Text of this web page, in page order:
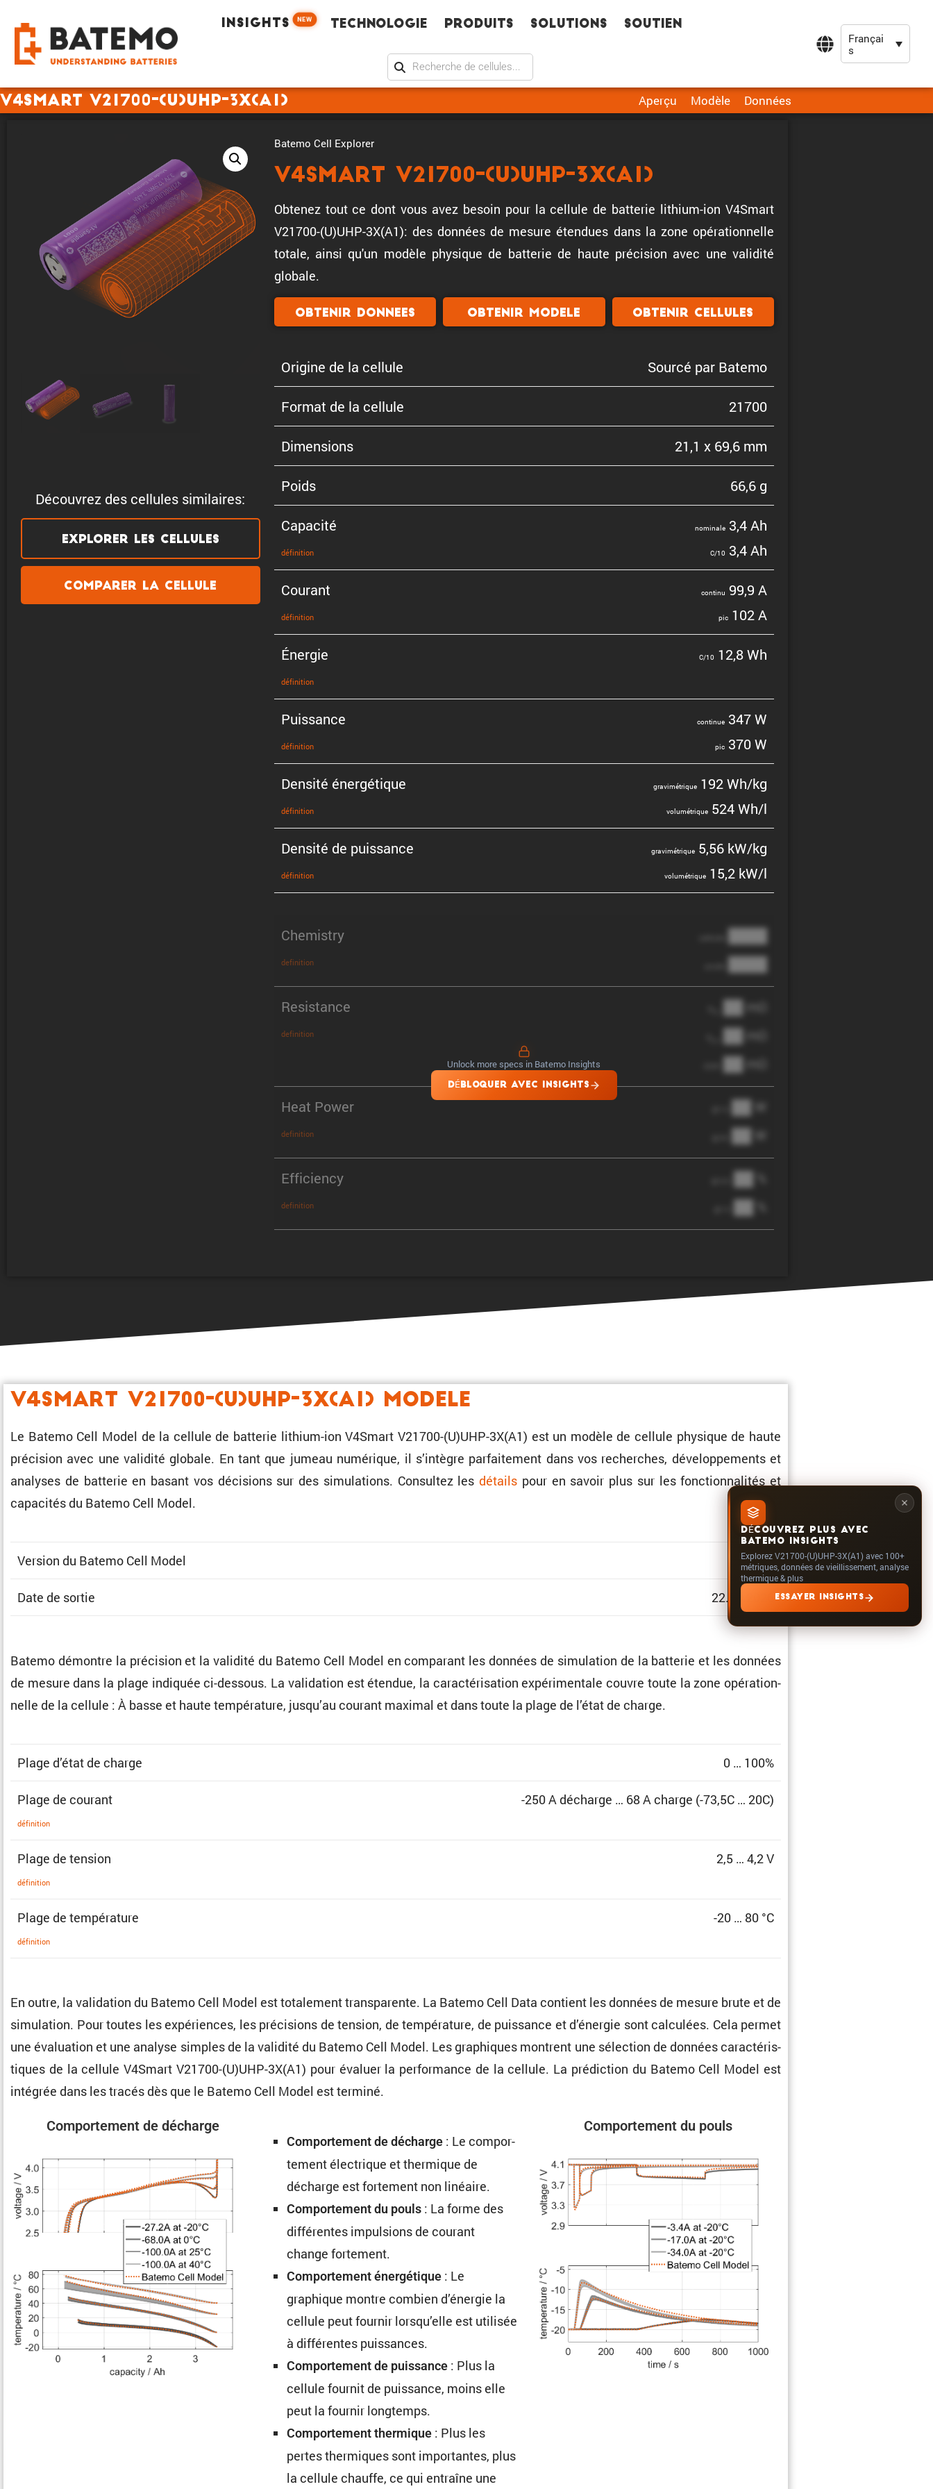
INSIGHTS NEW Technologie Produits Solutions Soutien
Françai
s
V4Smart V21700-(U)UHP-3X(A1) Aperçu Modèle Données
Découvrez des cellules similaires:
Explorer les cellules
Comparer la cellule
Batemo Cell Explorer
V4Smart V21700-(U)UHP-3X(A1)
Obtenez tout ce dont vous avez besoin pour la cellule de batterie lithium-ion V4Smart
V21700-(U)UHP-3X(A1): des données de mesure étendues dans la zone opérationnelle
totale, ainsi qu'un modèle physique de batterie de haute précision avec une validité
globale.
Obtenir donnees Obtenir modele Obtenir cellules
Origine de la cellule Sourcé par Batemo
Format de la cellule 21700
Dimen­sions 21,1 x 69,6 mm
Poids 66,6 g
Capacité
défini­tion
nominale3,4 Ah
C/10 3,4 Ah
Courant
défini­tion
continu 99,9 A
pic102 A
Énergie
défini­tion
C/10 12,8 Wh
Puissance
défini­tion
continue347 W
pic370 W
Densité énergé­tique
défini­tion
gravi­mé­trique192 Wh/kg
volumé­trique524 Wh/l
Densité de puissance
défini­tion
gravi­mé­trique5,56 kW/kg
volumé­trique15,2 kW/l
Chemistry
definition
████
████
Resistance
definition
██ mΩ
██ mΩ
██ mΩ
Heat Power
definition
██ W
██ W
Efficiency
definition
██ %
██ %
Unlock more specs in Batemo Insights
DÉBLOQUER AVEC INSIGHTS
DÉCOUVREZ PLUS AVEC
BATEMO INSIGHTS
Explorez V21700-(U)UHP-3X(A1) avec 100+
métriques, données de vieillissement, analyse
thermique & plus
ESSAYER INSIGHTS
V4Smart V21700-(U)UHP-3X(A1) Modele
Le Batemo Cell Model de la cellule de batterie lithium-ion V4Smart V21700-(U)UHP-3X(A1) est un modèle de cellule physique de haute
préci­sion avec une validité globale. En tant que jumeau numérique, il s’intègre parfai­te­ment dans vos recherches, dévelop­pe­ments et
analyses de batterie en basant vos décisions sur des simula­tions. Consultez les détails pour en savoir plus sur les fonction­na­lités et
capacités du Batemo Cell Model.
Version du Batemo Cell Model 1.513
Date de sortie 22.04.2026
Batemo démontre la préci­sion et la validité du Batemo Cell Model en compa­rant les données de simula­tion de la batterie et les données
de mesure dans la plage indiquée ci-dessous. La valida­tion est étendue, la carac­té­ri­sa­tion expéri­men­tale couvre toute la zone opéra­tion­
nelle de la cellule : À basse et haute tempé­ra­ture, jusqu’au courant maximal et dans toute la plage de l’état de charge.
Plage d’état de charge 0 … 100%
Plage de courant
défini­tion
-250 A décharge … 68 A charge (-73,5C … 20C)
Plage de tension
défini­tion
2,5 … 4,2 V
Plage de température
défini­tion
-20 … 80 °C
En outre, la valida­tion du Batemo Cell Model est totale­ment trans­pa­rente. La Batemo Cell Data contient les données de mesure brute et de
simula­tion. Pour toutes les expériences, les préci­sions de tension, de tempé­ra­ture, de puissance et d’énergie sont calcu­lées. Cela permet
une évalua­tion et une analyse simples de la validité du Batemo Cell Model. Les graphiques montrent une sélec­tion de données carac­té­ris­
tiques de la cellule V4Smart V21700-(U)UHP-3X(A1) pour évaluer la perfor­mance de la cellule. La prédic­tion du Batemo Cell Model est
intégrée dans les tracés dès que le Batemo Cell Model est terminé.
Compor­te­ment de décharge
Compor­te­ment de décharge : Le compor­
te­ment électrique et thermique de
décharge est forte­ment non linéaire.
Compor­te­ment du pouls : La forme des
diffé­rentes impul­sions de courant
change fortement.
Compor­te­ment énergé­tique : Le
graphique montre combien d’énergie la
cellule peut fournir lorsqu’elle est utilisée
à diffé­rentes puissances.
Compor­te­ment de puissance : Plus la
cellule fournit de puissance, moins elle
peut la fournir longtemps.
Compor­te­ment thermique : Plus les
pertes thermiques sont impor­tantes, plus
la cellule chauffe, ce qui entraîne une
Compor­te­ment du pouls